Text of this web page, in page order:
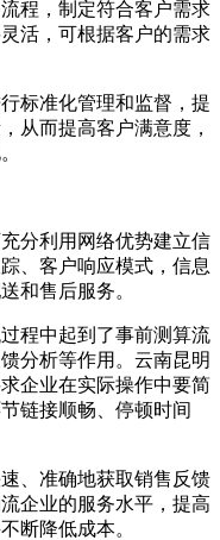
程，制定符合客户需求
活，可根据客户的需求
标准化管理和监督，提
从而提高客户满意度，
分利用网络优势建立信
、客户响应模式，信息
和售后服务。
程中起到了事前测算流
分析等作用。云南昆明
企业在实际操作中要简
链接顺畅、停顿时间
、准确地获取销售反馈
企业的服务水平，提高
断降低成本。